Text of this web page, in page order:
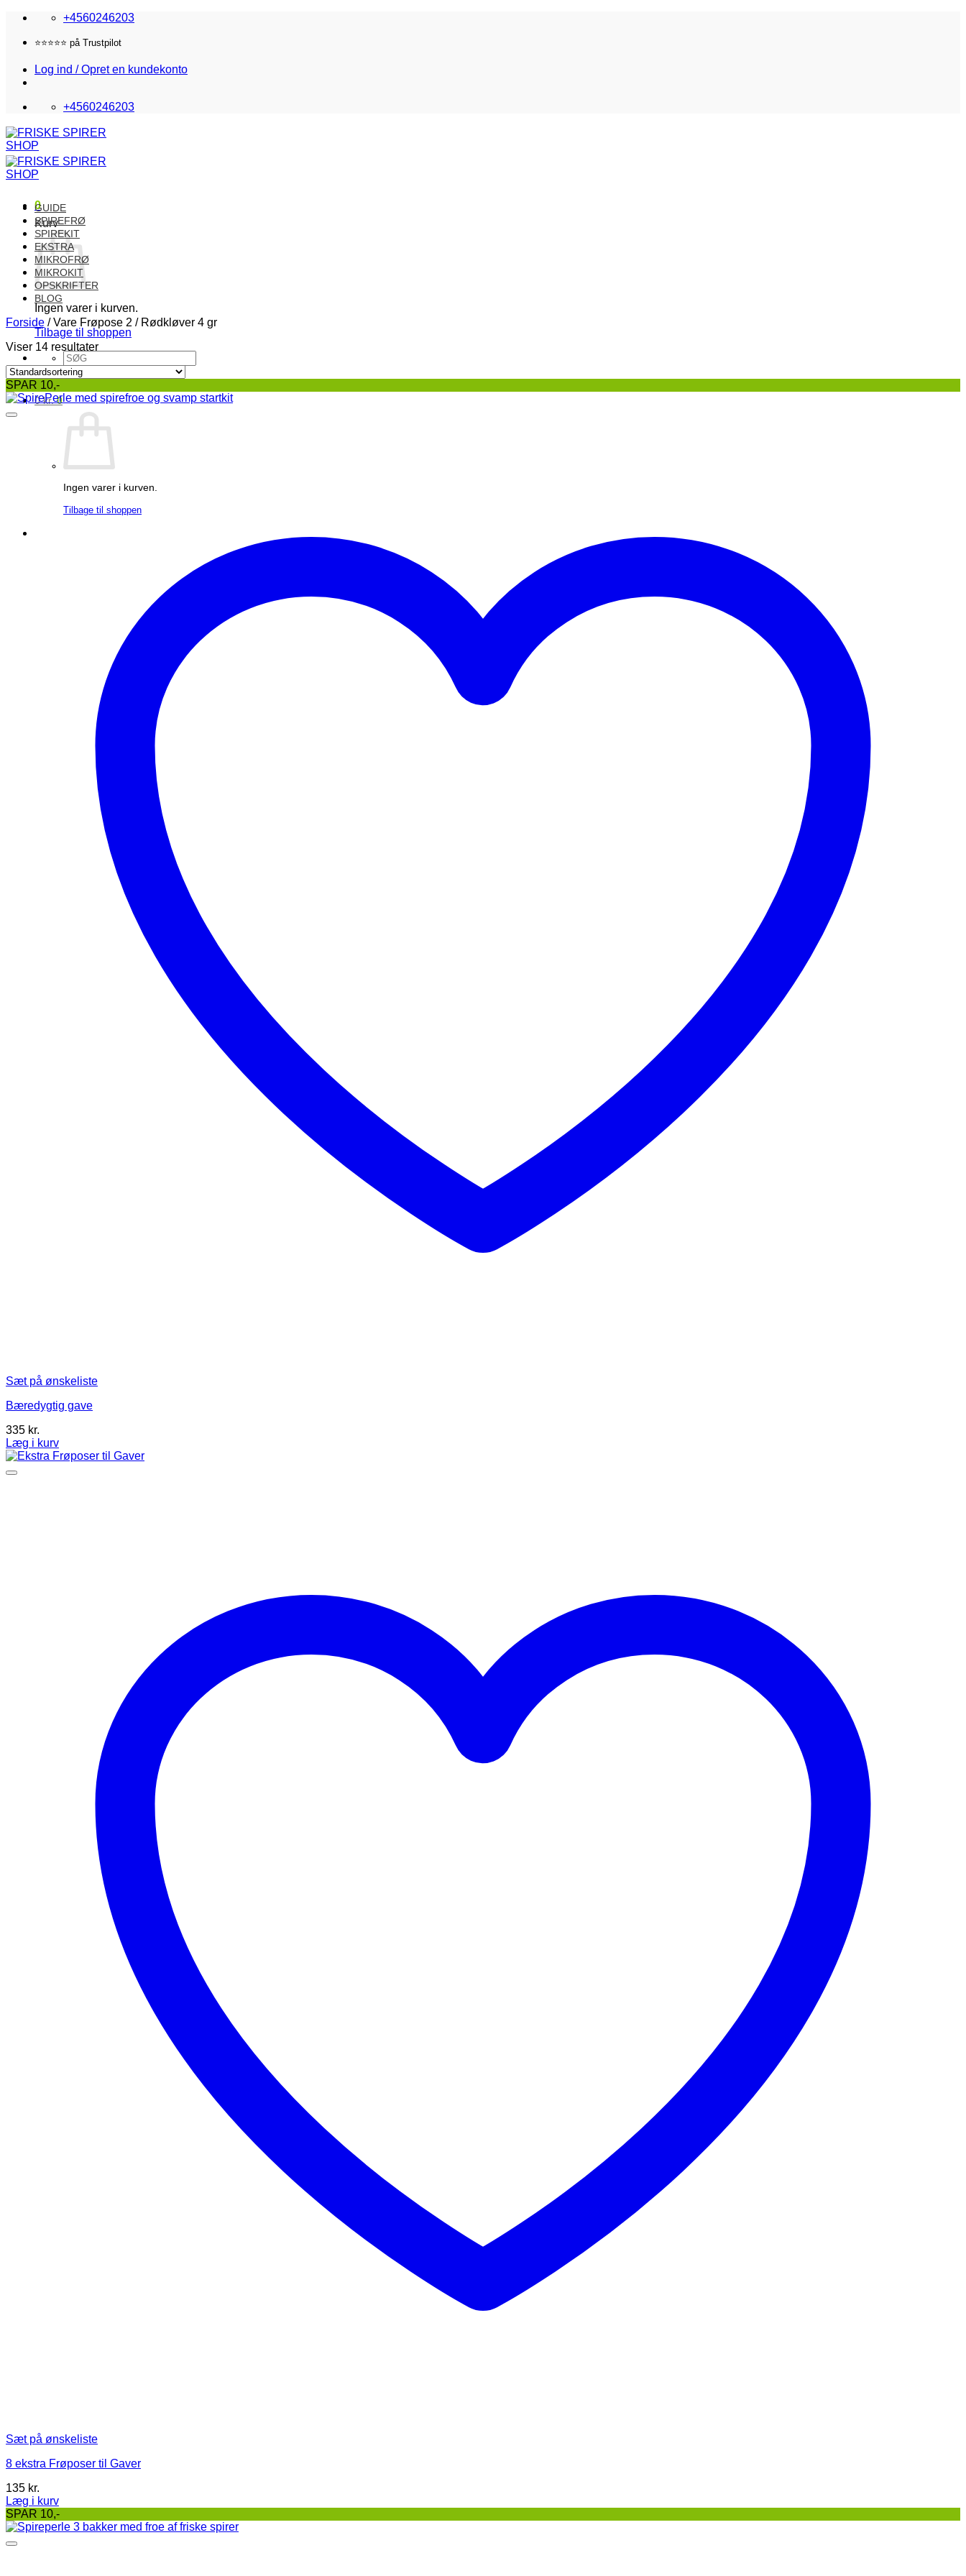
Fortsæt
indhold
+4560246203
⭐️⭐️⭐️⭐️⭐️ på Trustpilot
Log ind / Opret en kundekonto
+4560246203
0
Kurv
Ingen varer i kurven.
Tilbage til shoppen
Søg
efter:
0kr. 0
Ingen varer i kurven.
Tilbage til shoppen
GUIDE
SPIREFRØ
SPIREKIT
EKSTRA
MIKROFRØ
MIKROKIT
OPSKRIFTER
BLOG
Forside /Vare Frøpose 2 /Rødkløver 4 gr
Viser 14 resultater
SPAR 10,-
Sæt på ønskeliste
Bæredygtig gave
335 kr.
Læg i kurv
Dette
vare
Sæt på ønskeliste
8 ekstra Frøposer til Gaver
135 kr.
Læg i kurv
Dette
vare
har
SPAR 10,-